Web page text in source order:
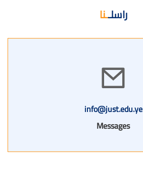
راسلــنا
info@just.edu.ye
Messages